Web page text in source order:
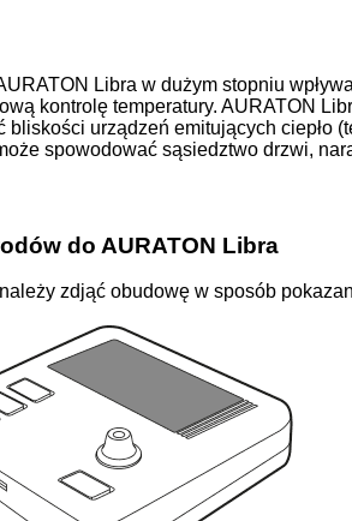
Libra w dużym stopniu
kontrolę temperatury. AURATON
bliskości urządzeń emitujących ciepło
spowodować sąsiedztwo drzwi,
do AURATON Libra
zdjąć obudowę w sposób